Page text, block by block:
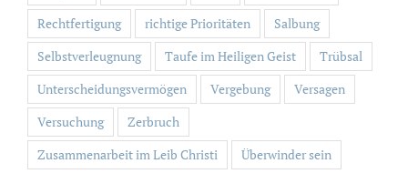
Rechtfertigung
richtige Prioritäten
Salbung
Selbstverleugnung
Taufe im Heiligen Geist
Trübsal
Unterscheidungsvermögen
Vergebung
Versagen
Versuchung
Zerbruch
Zusammenarbeit im Leib Christi
Überwinder sein